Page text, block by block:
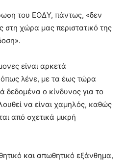
του ΕΟΔΥ, πάντως, «δεν
στη χώρα μας περιστατικό της
είναι αρκετά
λένε, με τα έως τώρα
δεδομένα ο κίνδυνος για το
να είναι χαμηλός, καθώς
από σχετικά μικρή
και απωθητικό εξάνθημα,